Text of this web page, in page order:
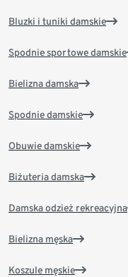
Bluzki i tuniki damskie
Spodnie sportowe damskie
Bielizna damska
Spodnie damskie
Obuwie damskie
Biżuteria damska
Damska odzież rekreacyjna
Bielizna męska
Koszule męskie